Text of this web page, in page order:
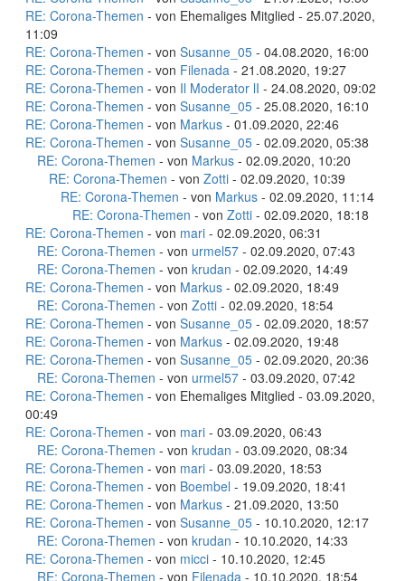
RE: Corona-Themen - von Ehemaliges Mitglied - 25.07.2020,
11:09
RE: Corona-Themen - von Susanne_05 - 04.08.2020, 16:00
RE: Corona-Themen - von Filenada - 21.08.2020, 19:27
RE: Corona-Themen - von Il Moderator lI - 24.08.2020, 09:02
RE: Corona-Themen - von Susanne_05 - 25.08.2020, 16:10
RE: Corona-Themen - von Markus - 01.09.2020, 22:46
RE: Corona-Themen - von Susanne_05 - 02.09.2020, 05:38
RE: Corona-Themen - von Markus - 02.09.2020, 10:20
RE: Corona-Themen - von Zotti - 02.09.2020, 10:39
RE: Corona-Themen - von Markus - 02.09.2020, 11:14
RE: Corona-Themen - von Zotti - 02.09.2020, 18:18
RE: Corona-Themen - von mari - 02.09.2020, 06:31
RE: Corona-Themen - von urmel57 - 02.09.2020, 07:43
RE: Corona-Themen - von krudan - 02.09.2020, 14:49
RE: Corona-Themen - von Markus - 02.09.2020, 18:49
RE: Corona-Themen - von Zotti - 02.09.2020, 18:54
RE: Corona-Themen - von Susanne_05 - 02.09.2020, 18:57
RE: Corona-Themen - von Markus - 02.09.2020, 19:48
RE: Corona-Themen - von Susanne_05 - 02.09.2020, 20:36
RE: Corona-Themen - von urmel57 - 03.09.2020, 07:42
RE: Corona-Themen - von Ehemaliges Mitglied - 03.09.2020,
00:49
RE: Corona-Themen - von mari - 03.09.2020, 06:43
RE: Corona-Themen - von krudan - 03.09.2020, 08:34
RE: Corona-Themen - von mari - 03.09.2020, 18:53
RE: Corona-Themen - von Boembel - 19.09.2020, 18:41
RE: Corona-Themen - von Markus - 21.09.2020, 13:50
RE: Corona-Themen - von Susanne_05 - 10.10.2020, 12:17
RE: Corona-Themen - von krudan - 10.10.2020, 14:33
RE: Corona-Themen - von micci - 10.10.2020, 12:45
RE: Corona-Themen - von Filenada - 10.10.2020, 18:54